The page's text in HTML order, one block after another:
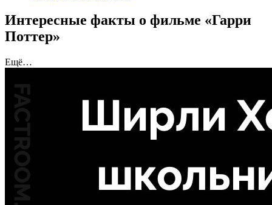
Интересные факты о фильме «Гарри
Поттер»
Ещё…